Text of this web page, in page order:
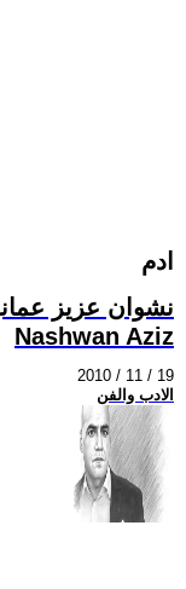
ادم
نشوان عزيز
Nashwan Aziz
2010 / 11 / 19
الادب والفن